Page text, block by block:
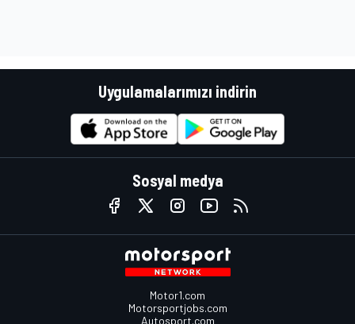
Uygulamalarımızı indirin
Sosyal medya
Motor1.com
Motorsportjobs.com
Autosport.com